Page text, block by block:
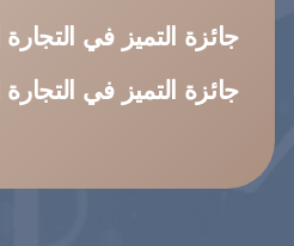
جائزة التميز في التجارة
جائزة التميز في